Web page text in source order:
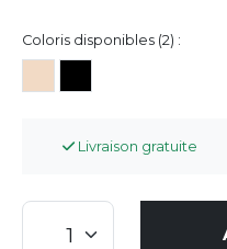
Coloris disponibles (2) :
Livraison gratuite